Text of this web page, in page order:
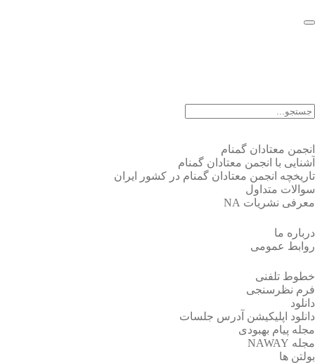
انجمن معتادان گمنام
آشنایی با انجمن معتادان گمنام
تاریخچه انجمن معتادان گمنام در کشور ایران
سوالات متداول
معرفی نشریات NA
درباره ما
روابط عمومی
خطوط تلفنی
فرم نظرسنجی
دانلود
دانلود اپلیکیشن آدرس جلسات
مجله پیام بهبودی
مجله NAWAY
بولتن ها